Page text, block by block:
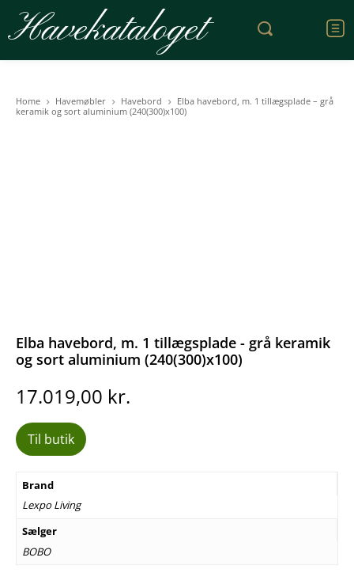
Havekataloget
Home Havemøbler Havebord
Elba havebord, m. 1 tillægsplade – grå
keramik og sort aluminium (240(300)x100)
Elba havebord, m. 1 tillægsplade - grå keramik
og sort aluminium (240(300)x100)
17.019,00 kr.
Til butik
Brand
Lexpo Living
Sælger
BOBO